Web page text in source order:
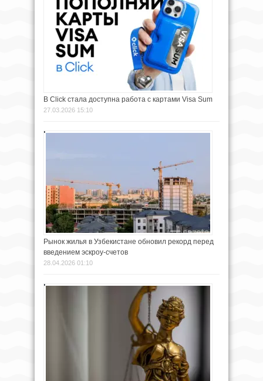
В Click стала доступна работа с картами Visa Sum
27.03.2026 15:10
Рынок жилья в Узбекистане обновил рекорд перед
введением эскроу-счетов
28.04.2026 01:10